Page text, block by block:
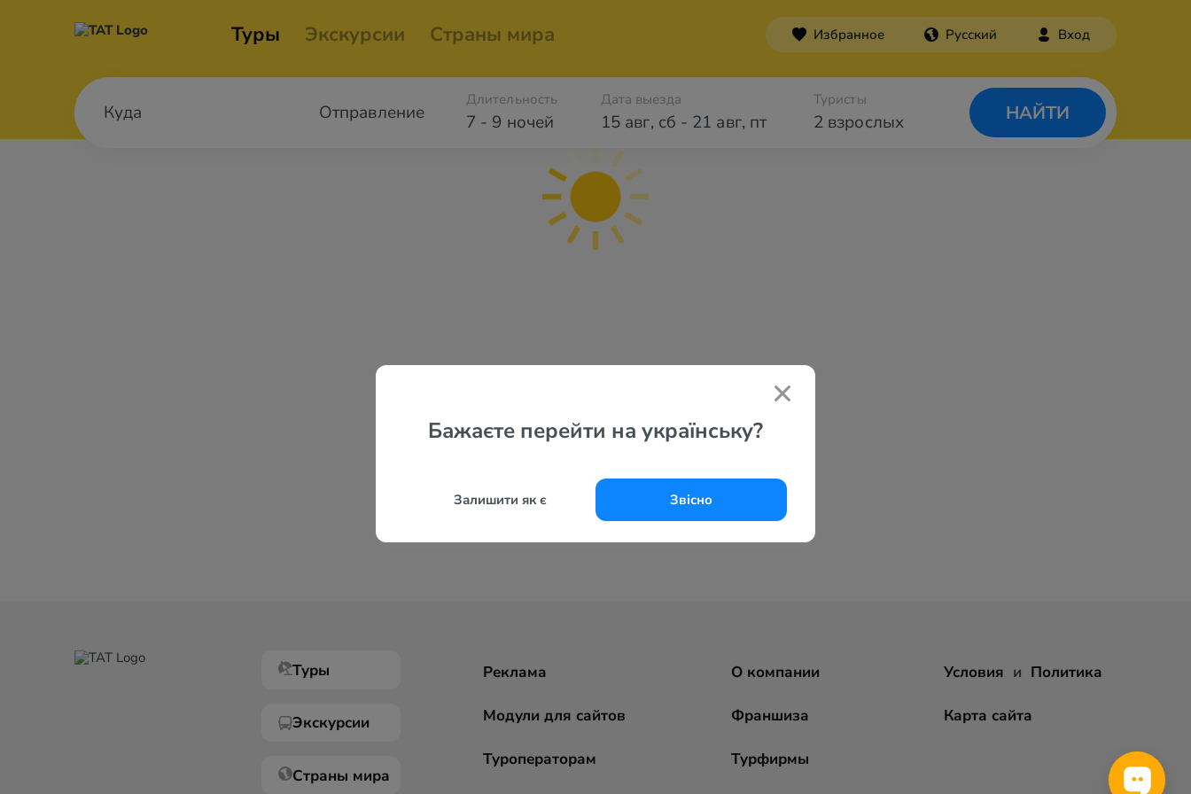
Туры Экскурсии Страны мира Избранное Русский Вход
Отправление 7 - 9 ночей
Длительность Дата выезда
15 авг, сб - 21 авг, пт 2 взрослых
Туристы
НАЙТИ
Бажаєте перейти на українську?
Залишити як є Звісно
Туры
Экскурсии
Страны мира
Реклама
Модули для сайтов
Туроператорам
О компании
Франшиза
Турфирмы
Условия и Политика
Карта сайта